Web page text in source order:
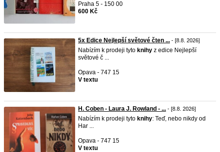
Praha 5 - 150 00
600 Kč
5x Edice Nejlepší světové čten ... - [8.8. 2026]
Nabízím k prodeji tyto knihy z edice Nejlepší
světové č ...
Opava - 747 15
V textu
H. Coben - Laura J. Rowland - ... - [8.8. 2026]
Nabízím k prodeji tyto knihy: Teď, nebo nikdy od
Har ...
Opava - 747 15
V textu